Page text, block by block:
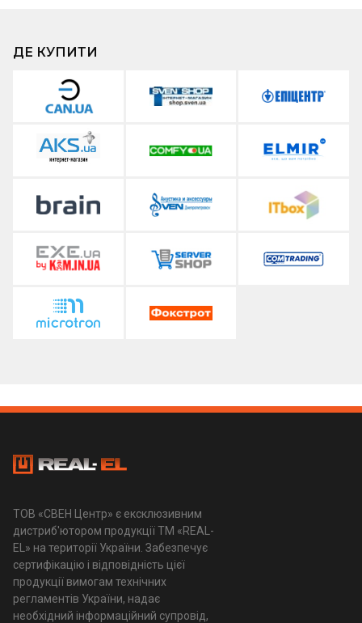
ДЕ КУПИТИ
ТОВ «СВЕН Центр» є ексклюзивним
дистриб'ютором продукції ТМ «REAL-
EL» на території України. Забезпечує
сертифікацію і відповідність цієї
продукції вимогам технічних
регламентів України, надає
необхідний інформаційний супровід,